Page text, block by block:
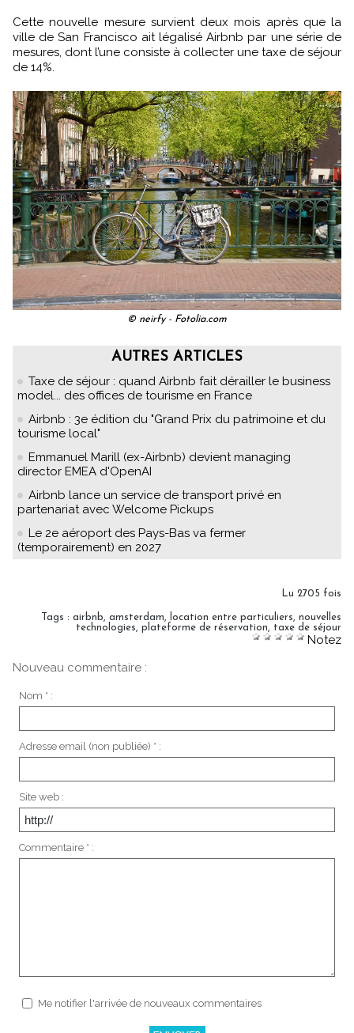
Cette nouvelle mesure survient deux mois après que la
ville de San Francisco ait légalisé Airbnb par une série de
mesures, dont l’une consiste à collecter une taxe de séjour
de 14%.
© neirfy - Fotolia.com
AUTRES ARTICLES
Taxe de séjour : quand Airbnb fait dérailler le business
model... des offices de tourisme en France
Airbnb : 3e édition du "Grand Prix du patrimoine et du
tourisme local"
Emmanuel Marill (ex-Airbnb) devient managing
director EMEA d'OpenAI
Airbnb lance un service de transport privé en
partenariat avec Welcome Pickups
Le 2e aéroport des Pays-Bas va fermer
(temporairement) en 2027
Lu 2705 fois
Tags : airbnb, amsterdam, location entre particuliers, nouvelles
technologies, plateforme de réservation, taxe de séjour
Notez
Nouveau commentaire :
Nom * :
Adresse email (non publiée) * :
Site web :
Commentaire * :
Me notifier l'arrivée de nouveaux commentaires